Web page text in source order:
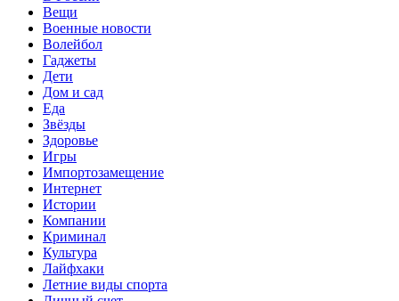
Вещи
Военные новости
Волейбол
Гаджеты
Дети
Дом и сад
Еда
Звёзды
Здоровье
Игры
Импортозамещение
Интернет
Истории
Компании
Криминал
Культура
Лайфхаки
Летние виды спорта